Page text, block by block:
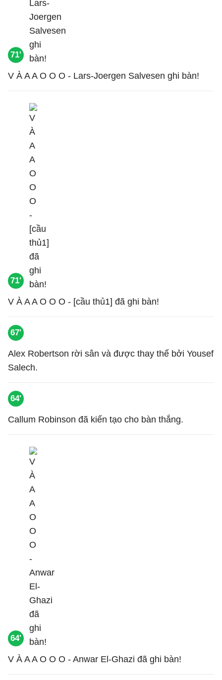
71'
V À A A O O O - Lars-Joergen Salvesen ghi bàn!
71'
V À A A O O O - [cầu thủ1] đã ghi bàn!
67'
Alex Robertson rời sân và được thay thế bởi Yousef
Salech.
64'
Callum Robinson đã kiến tạo cho bàn thắng.
64'
V À A A O O O - Anwar El-Ghazi đã ghi bàn!